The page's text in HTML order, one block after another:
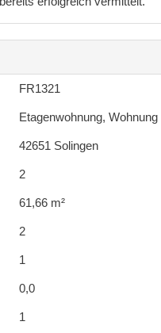
FR1321
Etagenwohnung, Wohnung
42651 Solingen
2
61,66 m²
2
1
0,0
1